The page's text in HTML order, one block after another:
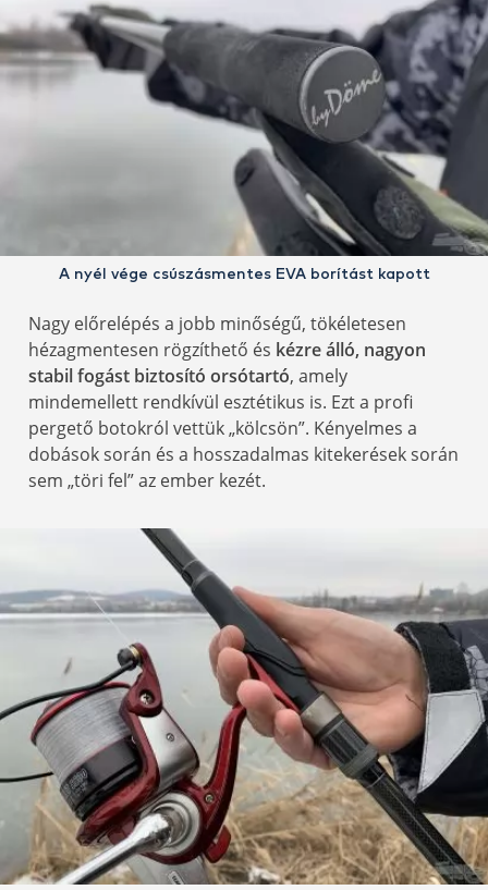
A nyél vége csúszásmentes EVA borítást kapott
Nagy előrelépés a jobb minőségű, tökéletesen
hézagmentesen rögzíthető és kézre álló, nagyon
stabil fogást biztosító orsótartó, amely
mindemellett rendkívül esztétikus is. Ezt a profi
pergető botokról vettük „kölcsön”. Kényelmes a
dobások során és a hosszadalmas kitekerések során
sem „töri fel” az ember kezét.